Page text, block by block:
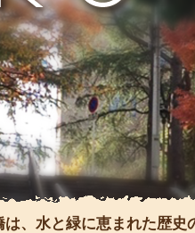
、水と緑に恵まれた歴史